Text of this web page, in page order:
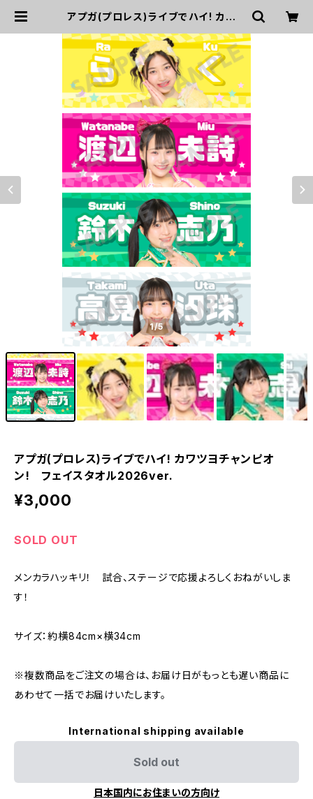
アプガ(プロレス)ライブでハイ! カワツ
6ver. | UP UP GIRLS SHOP
1/5
アプガ(プロレス)ライブでハイ! カワツヨチャンピオ
ン! フェイスタオル2026ver.
¥3,000
SOLD OUT
メンカラハッキリ！ 試合、ステージで応援よろしくおねがいしま
す！
サイズ：約横84cm×横34cm
※複数商品をご注文の場合は、お届け日がもっとも遅い商品に
あわせて一括でお届けいたします。
International shipping available
Sold out
日本国内にお住まいの方向け